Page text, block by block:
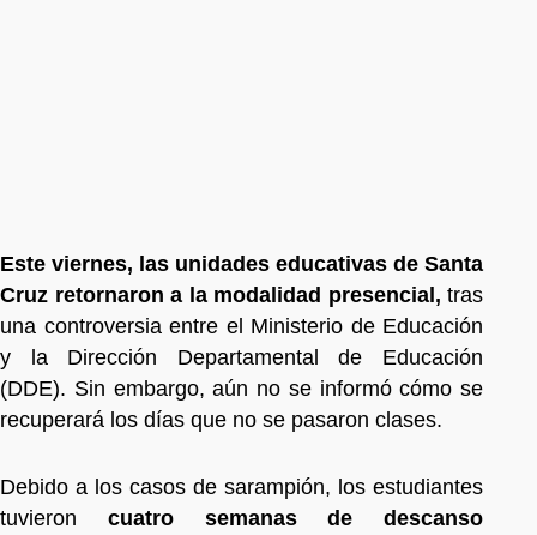
Este viernes, las unidades educativas de Santa
Cruz retornaron a la modalidad presencial, tras
una controversia entre el Ministerio de Educación
y la Dirección Departamental de Educación
(DDE). Sin embargo, aún no se informó cómo se
recuperará los días que no se pasaron clases.
Debido a los casos de sarampión, los estudiantes
tuvieron cuatro semanas de descanso